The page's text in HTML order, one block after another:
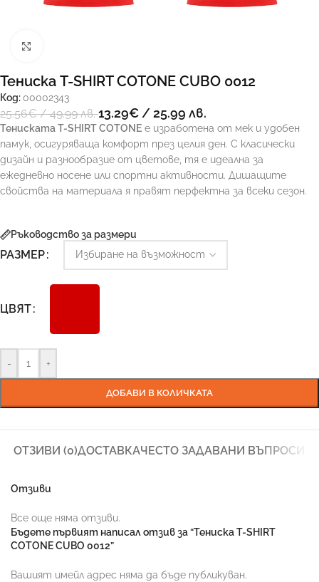
Тениска T-SHIRT COTONE CUBO 0012
Код: 00002343
25.56€/ 49.99 лв.13.29€ / 25.99 лв.
Тениската T-SHIRT COTONE е изработена от мек и удобен
памук, осигуряваща комфорт през целия ден. С класически
дизайн и разнообразие от цветове, тя е идеална за
ежедневно носене или спортни активности. Дишащите
свойства на материала я правят перфектна за всеки сезон.
Ръководство за размери
РАЗМЕР
ЦВЯТ
- +
ДОБАВИ В КОЛИЧКАТА
ОТЗИВИ (0)ДОСТАВКАЧЕСТО ЗАДАВАНИ ВЪПРОСИ
Отзиви
Все още няма отзиви.
Бъдете първият написал отзив за “Тениска T-SHIRT
COTONE CUBO 0012”
Вашият имейл адрес няма да бъде публикуван.